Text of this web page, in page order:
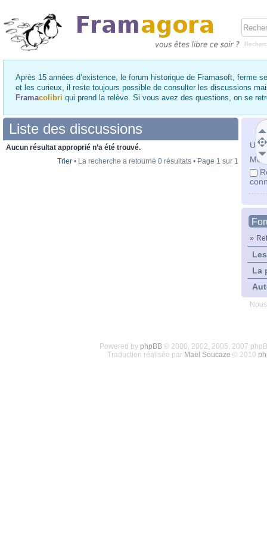
Après 15 années d’existence, le forum historique de Framasoft, ferme
et les curieux, il reste toujours possible de consulter les discussions
Framacolibri qui prend la relève. Si vous avez des questions, on se
Mot
»
La
Liste des discussions
Aucun résultat approprié n’a été trouvé.
Trier • La recherche a retourné 0 résultats • Page 1 sur 1
Powered by phpBB© 2000, 2002, 2005, 2007
Traduction réalisée par Maël Soucaze © 2010